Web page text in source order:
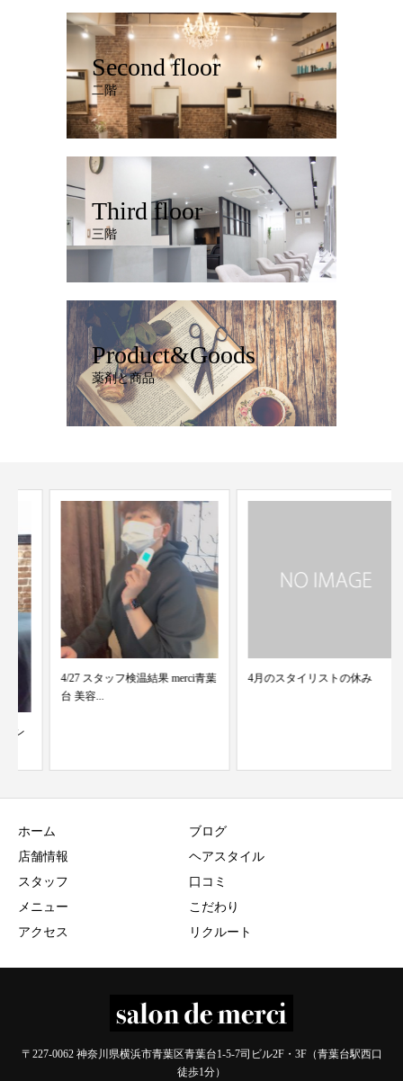
Second floor
二階
Third floor
三階
Product&Goods
薬剤と商品
4/27 スタッフ検温結果 merci青葉
台 美容...
4月のスタイリストの休み
ホーム
店舗情報
スタッフ
メニュー
アクセス
ブログ
ヘアスタイル
口コミ
こだわり
リクルート
〒227-0062 神奈川県横浜市青葉区青葉台1-5-7司ビル2F・3F（青葉台駅西口
徒歩1分）